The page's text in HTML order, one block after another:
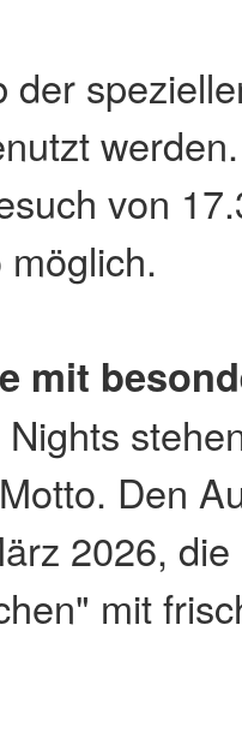
von
mit
Den
2026,
mit